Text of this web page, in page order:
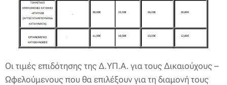
Οι τιμές επιδότησης της Δ.ΥΠ.Α. για τους Δικαιούχους –
Ωφελούμενους που θα επιλέξουν για τη διαμονή τους